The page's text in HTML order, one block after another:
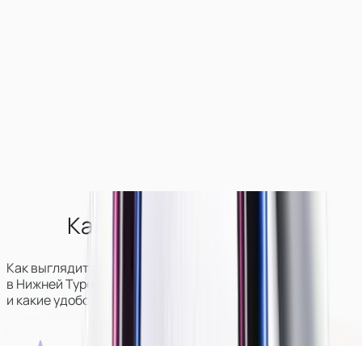
Как выглядит студия?
Как выглядит студия вебкам-моделей
в Нижней Туре
и какие удобства для девушек там есть.